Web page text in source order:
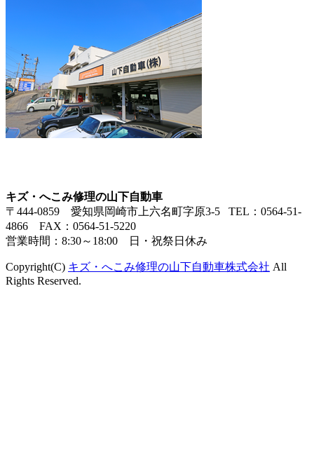
キズ・へこみ修理の山下自動車
〒444-0859 愛知県岡崎市上六名町字原3-5 TEL：0564-51-
4866 FAX：0564-51-5220
営業時間：8:30～18:00 日・祝祭日休み
Copyright(C) キズ・へこみ修理の山下自動車株式会社 All
Rights Reserved.